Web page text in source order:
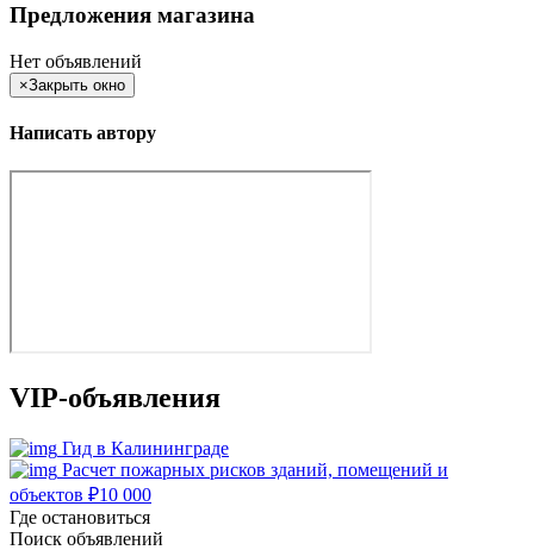
Предложения магазина
Нет объявлений
×Закрыть окно
Написать автору
VIP-объявления
Гид в Калининграде
Расчет пожарных рисков зданий, помещений и
объектов ₽10 000
Где остановиться
Поиск объявлений